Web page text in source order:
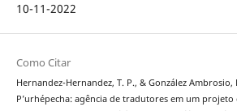
10-11-2022
Como Citar
Hernandez-Hernandez, T. P., & González Ambrosio,
P’urhépecha: agência de tradutores em um